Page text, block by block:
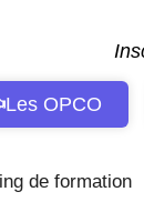
Les OPCO
de formation